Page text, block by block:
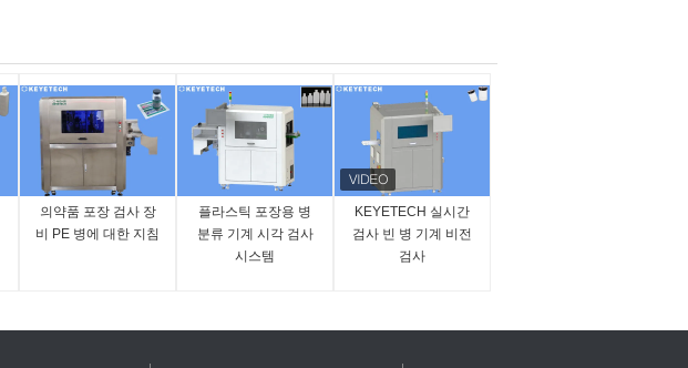
의약품 포장 검사 장
비 PE 병에 대한 지침
플라스틱 포장용 병
분류 기계 시각 검사
시스템
KEYETECH 실시간
검사 빈 병 기계 비전
검사